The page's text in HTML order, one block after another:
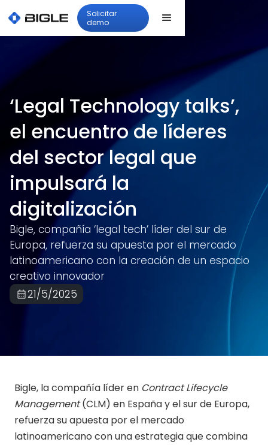
Solicitar
demo
‘Legal Technology talks’,
el encuentro de líderes
del sector legal que
impulsará la
digitalización
Bigle, compañía ‘legal tech’ líder del sur de
Europa, refuerza su apuesta por el mercado
latinoamericano con la creación de un espacio
creativo innovador
21/5/2025
Bigle, la compañía líder en Contract Lifecycle
Management(CLM) en España y el sur de Europa,
refuerza su apuesta por el mercado
latinoamericano con una estrategia que combina